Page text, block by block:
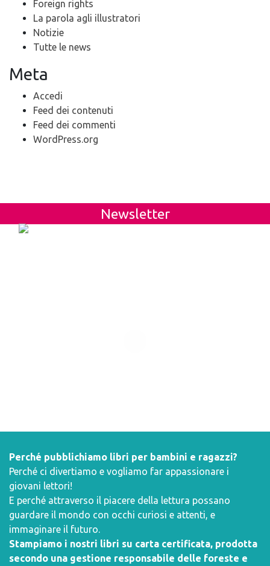
Foreign rights
La parola agli illustratori
Notizie
Tutte le news
Meta
Accedi
Feed dei contenuti
Feed dei commenti
WordPress.org
Newsletter
Perché pubblichiamo libri per bambini e ragazzi?
Perché ci divertiamo e vogliamo far appassionare i
giovani lettori!
E perché attraverso il piacere della lettura possano
guardare il mondo con occhi curiosi e attenti, e
immaginare il futuro.
Stampiamo i nostri libri su carta certificata, prodotta
secondo una gestione responsabile delle foreste e